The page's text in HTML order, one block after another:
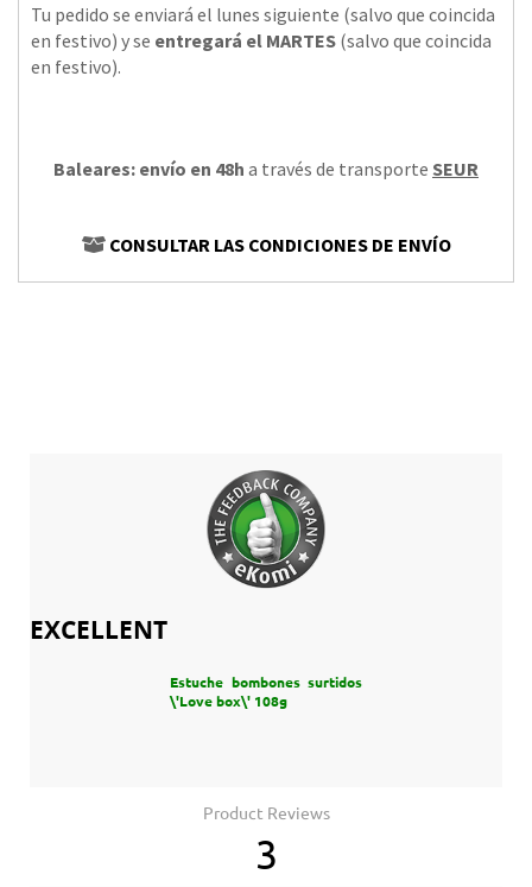
Tu pedido se enviará el lunes siguiente (salvo que coincida
en festivo) y se entregará el MARTES (salvo que coincida
en festivo).
Baleares: envío en 48h a través de transporte SEUR
CONSULTAR LAS CONDICIONES DE ENVÍO
EXCELLENT
Estuche bombones surtidos
\'Love box\' 108g
Product Reviews
3